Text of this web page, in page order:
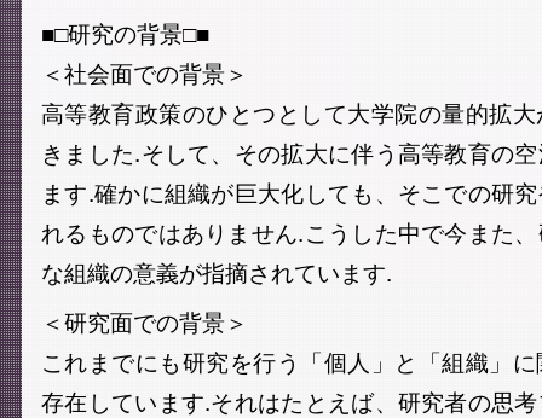
■□研究の背景□■
＜社会面での背景＞
高等教育政策のひとつとして大学院の量的拡
きました.そして、その拡大に伴う高等教育の
ます.確かに組織が巨大化しても、そこでの研
れるものではありません.こうした中で今また
な組織の意義が指摘されています.
＜研究面での背景＞
これまでにも研究を行う「個人」と「組織」
存在しています.それはたとえば、研究者の思